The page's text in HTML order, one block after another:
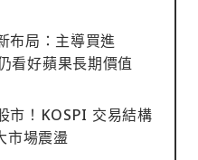
布局：主導買進
看好蘋果長期價值
市！KOSPI 交易結構
市場震盪